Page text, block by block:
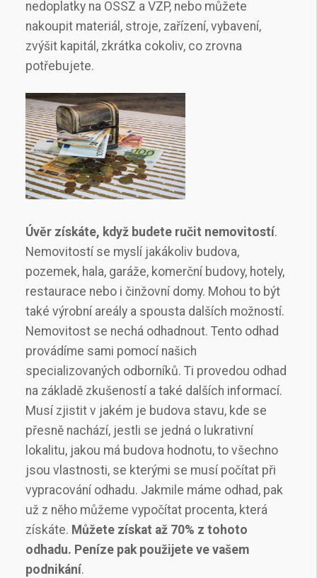
nedoplatky na OSSZ a VZP, nebo můžete
nakoupit materiál, stroje, zařízení, vybavení,
zvýšit kapitál, zkrátka cokoliv, co zrovna
potřebujete.
Úvěr získáte, když budete ručit nemovitostí.
Nemovitostí se myslí jakákoliv budova,
pozemek, hala, garáže, komerční budovy, hotely,
restaurace nebo i činžovní domy. Mohou to být
také výrobní areály a spousta dalších možností.
Nemovitost se nechá odhadnout. Tento odhad
provádíme sami pomocí našich
specializovaných odborníků. Ti provedou odhad
na základě zkušeností a také dalších informací.
Musí zjistit v jakém je budova stavu, kde se
přesně nachází, jestli se jedná o lukrativní
lokalitu, jakou má budova hodnotu, to všechno
jsou vlastnosti, se kterými se musí počítat při
vypracování odhadu. Jakmile máme odhad, pak
už z něho můžeme vypočítat procenta, která
získáte. Můžete získat až 70% z tohoto
odhadu. Peníze pak použijete ve vašem
podnikání.